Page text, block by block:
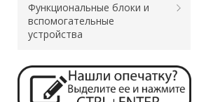
Функциональные блоки и
вспомогательные
устройства